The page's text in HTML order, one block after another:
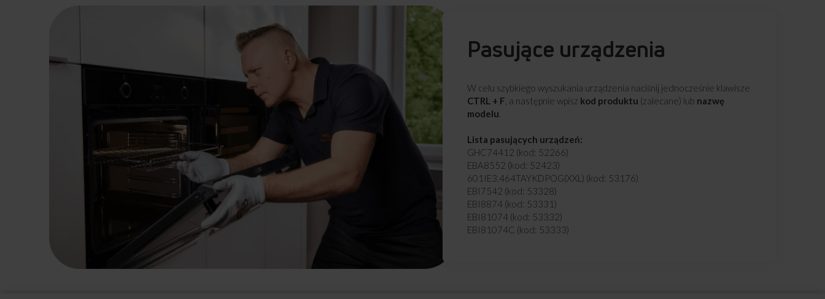
Pasujące urządzenia
W celu szybkiego wyszukania urządzenia naciśnij jednocześnie klawisze
CTRL + F , a następnie wpisz kod produktu (zalecane) lub nazwę
modelu
Lista pasujących urządzeń:
GHC74412 (kod: 52266)
EBA8552 (kod: 52423)
601IE3.464TAYKDPOG(XXL) (kod: 53176)
EBI7542 (kod: 53328)
EBI8874 (kod: 53331)
EBI81074 (kod: 53332)
EBI81074C (kod: 53333)